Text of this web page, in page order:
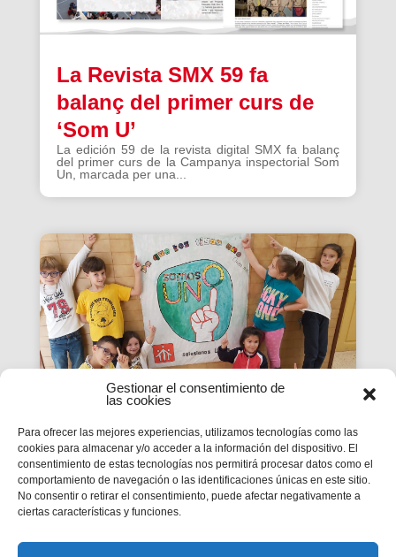
Gestionar el consentimiento de
las cookies
Para ofrecer las mejores experiencias, utilizamos tecnologías como las
cookies para almacenar y/o acceder a la información del dispositivo. El
consentimiento de estas tecnologías nos permitirá procesar datos como el
comportamiento de navegación o las identificaciones únicas en este sitio.
No consentir o retirar el consentimiento, puede afectar negativamente a
ciertas características y funciones.
La Revista SMX 59 fa
balanç del primer curs de
‘Som U’
La edición 59 de la revista digital SMX fa balanç
del primer curs de la Campanya inspectorial Som
Un, marcada per una...
La Revista SMX 59 hace
balance del primer curso de
'Somos Uno'
balance del primer curso de la Campaña